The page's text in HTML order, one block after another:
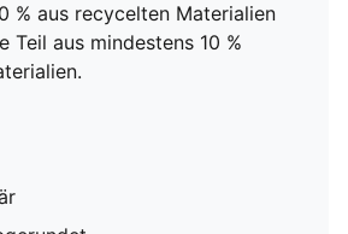
% aus recycelten Materialien
Teil aus mindestens 10 %